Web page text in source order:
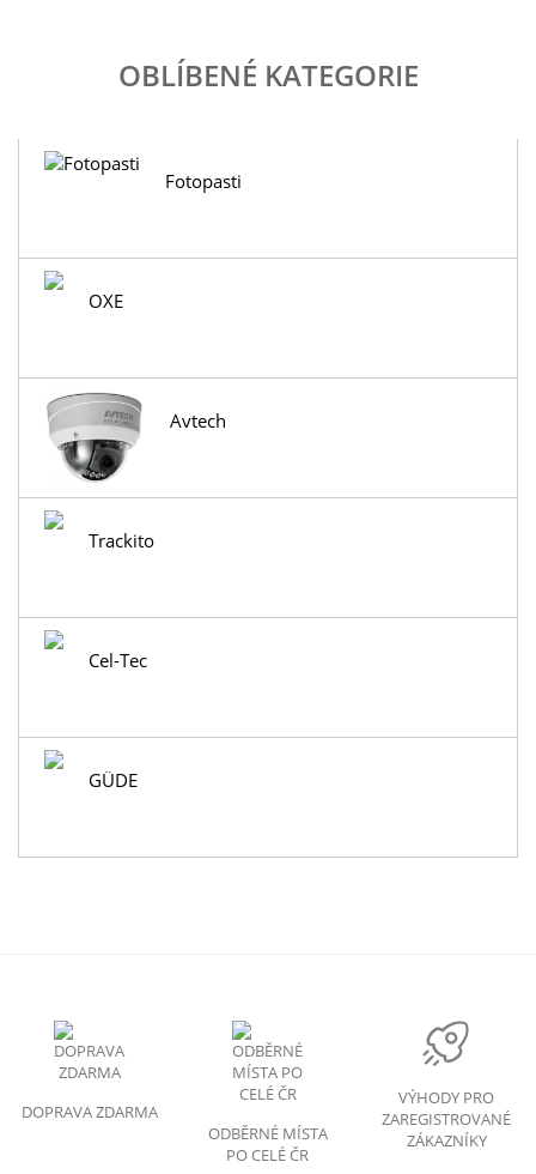
OBLÍBENÉ KATEGORIE
Fotopasti
OXE
Avtech
Trackito
Cel-Tec
GÜDE
DOPRAVA ZDARMA
ODBĚRNÉ MÍSTA
PO CELÉ ČR
VÝHODY PRO
ZAREGISTROVANÉ
ZÁKAZNÍKY